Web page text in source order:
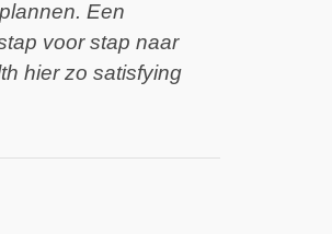
Een
voor stap naar
hier zo satisfying